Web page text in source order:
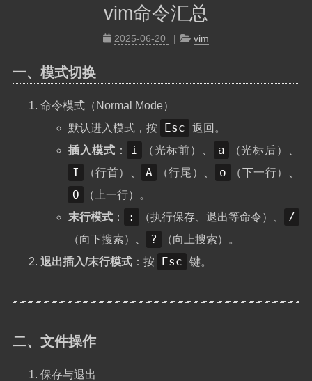
vim命令汇总
2025-06-20 vim
一、模式切换
命令模式（Normal Mode）
默认进入模式，按
Esc
返回。
插入模式 ： i （光标前）、 a （光标后）、
I （行首）、 A （行尾）、 o （下一行）、
O
（上一行）。
末行模式 ： : （执行保存、退出等命令）、 /
（向下搜索）、 ?
（向上搜索）。
退出插入/末行模式 ：按 Esc 键。
二、文件操作
保存与退出